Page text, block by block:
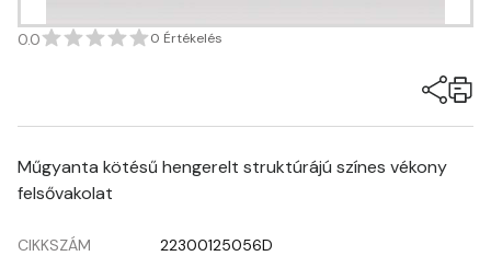
0.0 0 Értékelés
Műgyanta kötésű hengerelt struktúrájú színes vékony
felsővakolat
CIKKSZÁM
22300125056D